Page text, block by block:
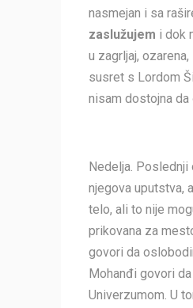
nasmejan i sa
zaslužujem i dok
u zagrljaj,
susret s Lordom
nisam dostojna da
Nedelja. Poslednji
njegova uputstva,
telo, ali to nije
prikovana za
govori da
Mohanđi govori
Univerzumom. U